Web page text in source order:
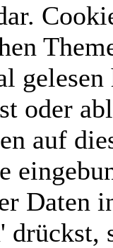
oder
auf
Daten